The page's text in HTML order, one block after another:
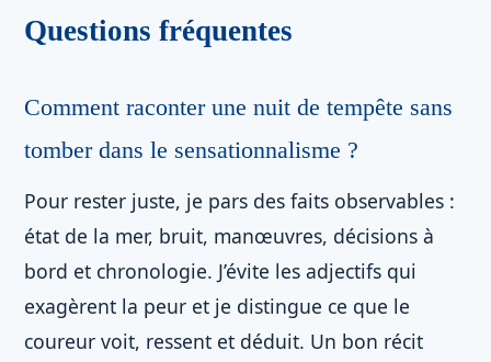
Questions fréquentes
Comment raconter une nuit de tempête sans
tomber dans le sensationnalisme ?
Pour rester juste, je pars des faits observables :
état de la mer, bruit, manœuvres, décisions à
bord et chronologie. J’évite les adjectifs qui
exagèrent la peur et je distingue ce que le
coureur voit, ressent et déduit. Un bon récit